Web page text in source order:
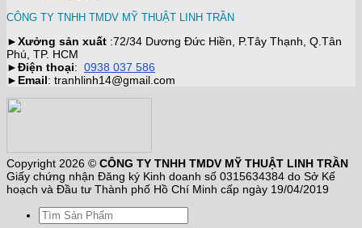
CÔNG TY TNHH TMDV MỸ THUẬT LINH TRẦN
►Xưởng sản xuất :72/34 Dương Đức Hiền, P.Tây Thạnh, Q.Tân
Phú, TP. HCM
►Điện thoại: 0938 037 586
► Email: tranhlinh14@gmail.com
Copyright 2026 © CÔNG TY TNHH TMDV MỸ THUẬT LINH TRẦN
Giấy chứng nhận Đăng ký Kinh doanh số 0315634384 do Sở Kế
hoạch và Đầu tư Thành phố Hồ Chí Minh cấp ngày 19/04/2019